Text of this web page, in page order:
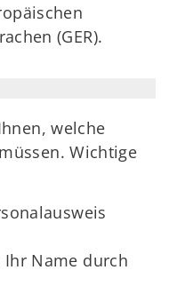
(GER).
welche
Wichtige
Ihr Name durch